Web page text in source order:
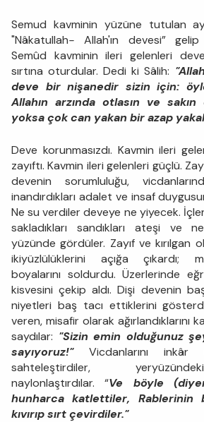
Semud kavminin yüzüne tutulan
"Nâkatullah-Allah'ın devesi”
Semûd kavminin ileri gelenleri
sırtına oturdular. Dedi ki Sâlih:
deve bir nişanedir sizin için:
Allahın arzında otlasın ve sakın
yoksa çok can yakan bir azap
Deve korunmasızdı. Kavmin ileri
zayıftı. Kavmin ileri gelenleri güçlü.
devenin sorumluluğu,
inandırdıkları adalet ve insaf
Ne su verdiler deveye ne yiyecek.
sakladıkları sandıkları ateşi ve
yüzünde gördüler. Zayıf ve kırılgan
ikiyüzlülüklerini açığa çıkardı;
boyalarını soldurdu. Üzerlerinde
kisvesini çekip aldı. Dişi devenin
niyetleri baş tacı ettiklerini
veren, misafir olarak ağırlandıklarını
saydılar: "Sizin emin olduğunuz
sayıyoruz!" Vicdanlarını inkâr
sahteleştirdiler,
naylonlaştırdılar. “Ve böyle
hunharca katlettiler, Rablerinin
kıvırıp sırt çevirdiler."